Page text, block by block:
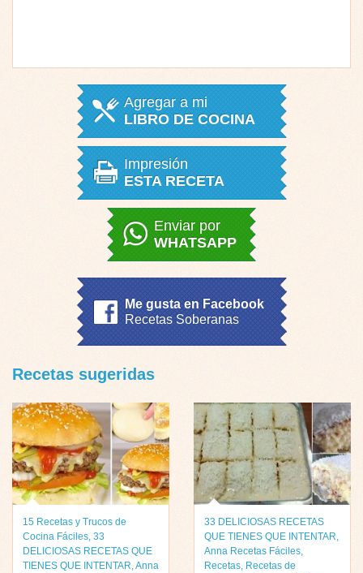
Agregar a mi
LIBRO DE COCINA
Impresión
ESTA RECETA
Enviar por
WHATSAPP
Me gusta en Facebook
Recetas Soberanas
Recetas sugeridas
15 Recetas y Trucos de
Cocina Fáciles, 33
DELICIOSAS RECETAS QUE
TIENES QUE INTENTAR,Anna
33 DELICIOSAS RECETAS
QUE TIENES QUE INTENTAR,
Anna Recetas Fáciles,
Recetas, Recetas de